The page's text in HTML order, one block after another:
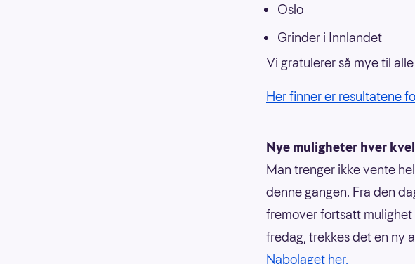
Oslo
Grinder i Innlandet
Vi gratulerer så mye til
Her finner er resultatene
Nye muligheter hver
Man trenger ikke vente
denne gangen. Fra den
fremover fortsatt
fredag, trekkes det en ny
Nabolaget her.